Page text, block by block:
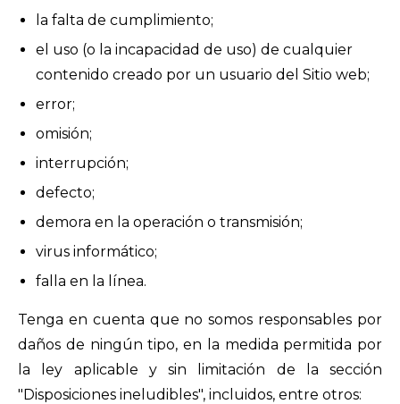
la falta de cumplimiento;
el uso (o la incapacidad de uso) de cualquier
contenido creado por un usuario del Sitio web;
error;
omisión;
interrupción;
defecto;
demora en la operación o transmisión;
virus informático;
falla en la línea.
Tenga en cuenta que no somos responsables por
daños de ningún tipo, en la medida permitida por
la ley aplicable y sin limitación de la sección
"Disposiciones ineludibles", incluidos, entre otros: